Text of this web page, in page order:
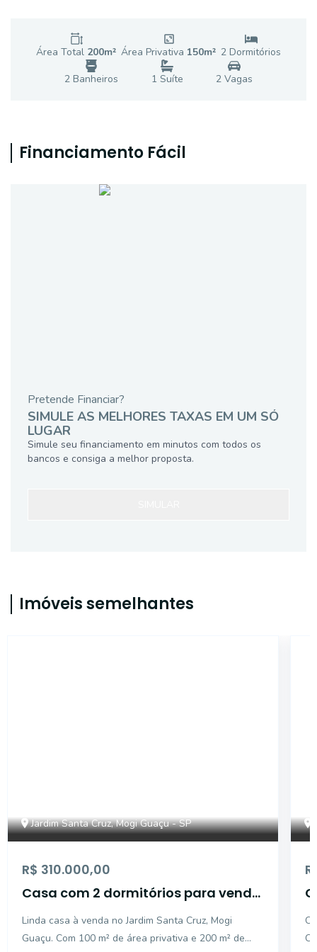
Área Total 200m² Área Privativa 150m² 2 Dormitórios
2 Banheiros 1 Suíte 2Vagas
Financiamento Fácil
Pretende Financiar?
SIMULE AS MELHORES TAXAS EM UM SÓ
LUGAR
Simule seu financiamento em minutos com todos os
bancos e consiga a melhor proposta.
Imóveis semelhantes
Jardim Santa Cruz, Mogi Guaçu - SP
R$ 310.000,00
Casa com 2 dormitórios para venda
Guaçu/SP
Linda casa à venda no Jardim Santa Cruz, Mogi
Guaçu. Com 100 m² de área privativa e 200 m² de